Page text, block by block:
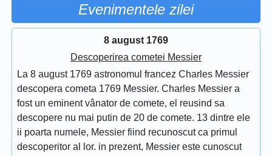
Evenimentele zilei
8 august 1769
Descoperirea cometei Messier
La 8 august 1769 astronomul francez Charles Messier
descopera cometa 1769 Messier. Charles Messier a
fost un eminent vânator de comete, el reusind sa
descopere nu mai putin de 20 de comete. 13 dintre ele
ii poarta numele, Messier fiind recunoscut ca primul
descoperitor al lor. in prezent, Messier este cunoscut